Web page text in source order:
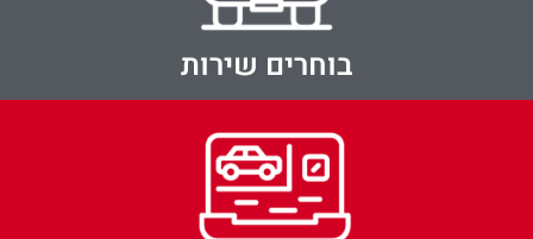
בוחרים שירות